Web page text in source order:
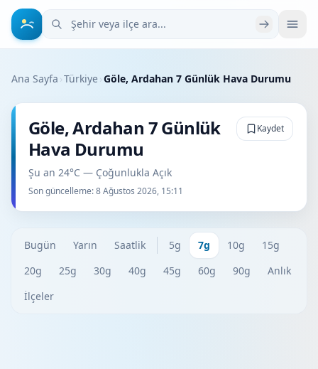
Şehir veya ilçe ara
Ana Sayfa ›Türkiye›Göle, Ardahan 7 Günlük Hava Durumu
Göle, Ardahan 7 Günlük
Hava Durumu
Şu an 24°C — Çoğunlukla Açık
Son güncelleme:8 Ağustos 2026, 15:11
Kaydet
Bugün Yarın Saatlik 5g 7g 10g
15g
20g
25g 30g 40g 45g 60g 90g
Anlık
İlçeler